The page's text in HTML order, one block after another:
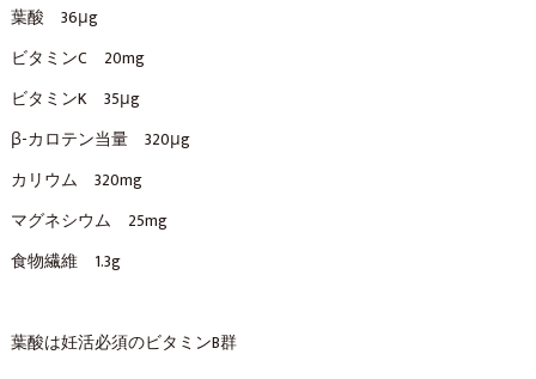
葉酸 36μg
ビタミンC 20mg
ビタミンK 35μg
β-カロテン当量 320μg
カリウム 320mg
マグネシウム 25mg
食物繊維 1.3g
葉酸は妊活必須のビタミンB群